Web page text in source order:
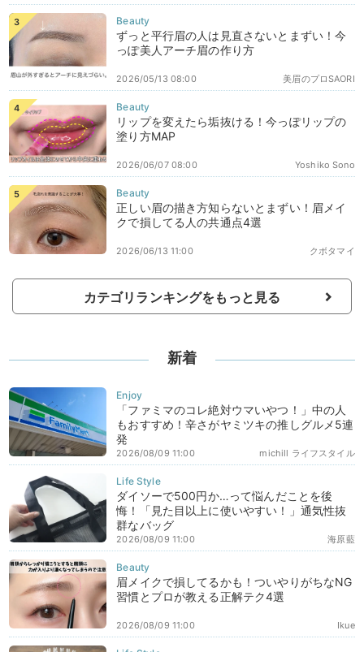
ずっと平行眉の人は見直さないとまずい！今
っぽ美人アーチ眉の作り方
美眉のプロSAORI
2026/05/13 08:00
リップを変えたら垢抜ける！今っぽリップの
塗り方MAP
Yoshiko Sono
2026/06/07 08:00
正しい眉の描き方知らないとまずい！眉メイ
クで損してる人の共通点4選
クボタマイ
2026/06/13 11:00
カテゴリランキングをもっと見る
新着
「ファミマのコレ絶対ウマいやつ！」中の人
もおすすめ！辛さがヤミツキの推しグルメ5連
発
michill ライフスタイル
2026/08/09 11:00
ダイソーで500円か…って悩んだことを後
悔！「見た目以上に使いやすい！」通気性抜
群なバッグ
海原藍
2026/08/09 11:00
眉メイクで損してるかも！ついやりがちなNG
習慣とプロが教える正解テク4選
Ikue
2026/08/09 11:00